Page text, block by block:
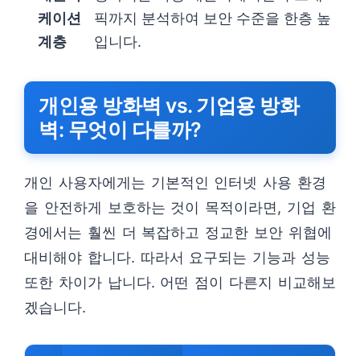
케이션
계층
픽까지 분석하여 보안 수준을 한층 높
입니다.
개인용 방화벽 vs. 기업용 방화
벽: 무엇이 다를까?
개인 사용자에게는 기본적인 인터넷 사용 환경
을 안전하게 보호하는 것이 목적이라면, 기업 환
경에서는 훨씬 더 복잡하고 정교한 보안 위협에
대비해야 합니다. 따라서 요구되는 기능과 성능
또한 차이가 납니다. 어떤 점이 다른지 비교해보
겠습니다.